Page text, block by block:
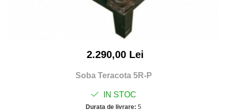
2.290,00 Lei
Soba Teracota 5R-P
IN STOC
Durata de livrare: 5